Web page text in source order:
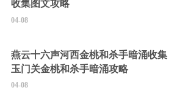
收集图文攻略
04-08
燕云十六声河西金桃和杀手暗涌收集
玉门关金桃和杀手暗涌攻略
04-08